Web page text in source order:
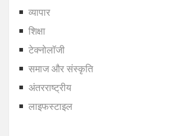
व्यापार
शिक्षा
टेक्नोलॉजी
समाज और संस्कृति
अंतरराष्ट्रीय
लाइफस्टाइल